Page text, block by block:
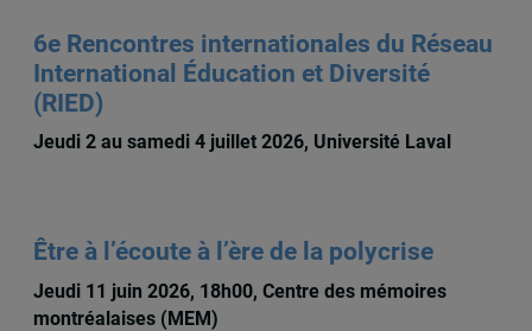
6e Rencontres internationales du Réseau
International Éducation et Diversité
(RIED)
Jeudi 2 au samedi 4 juillet 2026, Université Laval
Être à l’écoute à l’ère de la polycrise
Jeudi 11 juin 2026, 18h00, Centre des mémoires
montréalaises (MEM)